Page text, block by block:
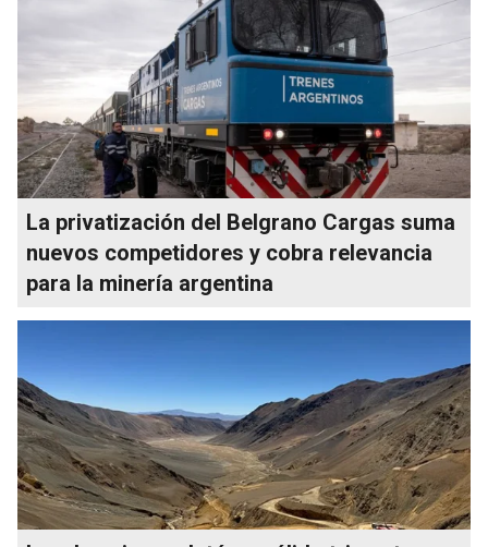
La privatización del Belgrano Cargas suma
nuevos competidores y cobra relevancia
para la minería argentina